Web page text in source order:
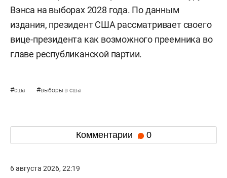
Вэнса на выборах 2028 года. По данным
издания, президент США рассматривает своего
вице-президента как возможного преемника во
главе республиканской партии.
#сша #выборы в сша
Комментарии 0
6 августа 2026, 22:19